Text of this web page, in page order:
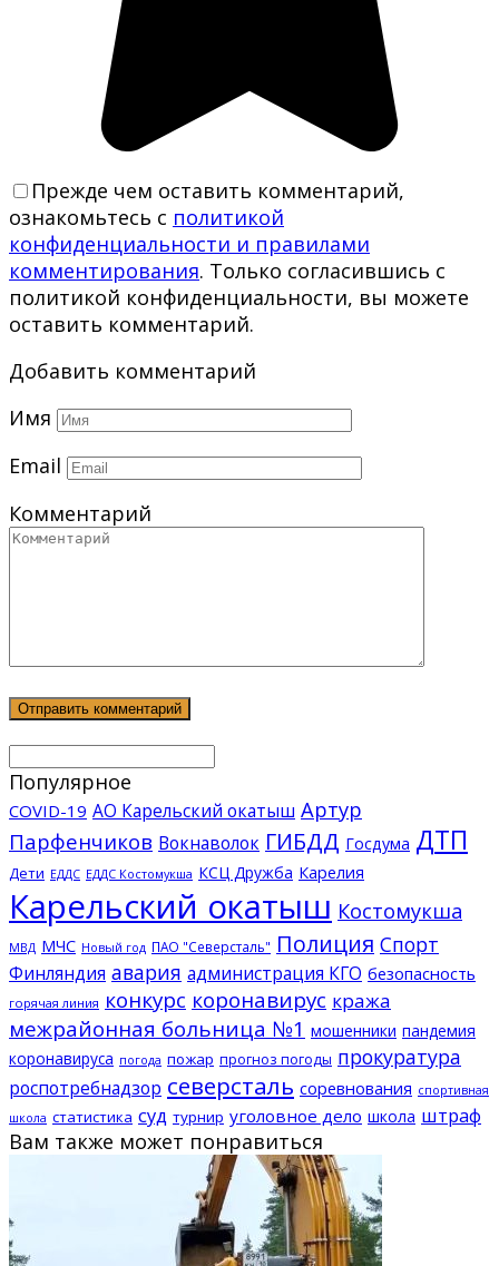
Прежде чем оставить комментарий,
ознакомьтесь с политикой
конфиденциальности и правилами
комментирования. Только согласившись с
политикой конфиденциальности, вы можете
оставить комментарий.
Добавить комментарий
Имя
Email
Комментарий
Популярное
COVID-19 АО Карельский окатыш Артур
Парфенчиков Вокнаволок ГИБДД Госдума ДТП
Дети ЕДДС ЕДДС Костомукша КСЦ Дружба Карелия
Карельский окатыш Костомукша
МВД МЧС Новый год ПАО "Северсталь" Полиция Спорт
Финляндия авария администрация КГО безопасность
горячая линия конкурс коронавирус кража
межрайонная больница №1 мошенники пандемия
коронавируса погода пожар прогноз погоды прокуратура
роспотребнадзор северсталь соревнования спортивная
школа статистика суд турнир уголовное дело школа штраф
Вам также может понравиться